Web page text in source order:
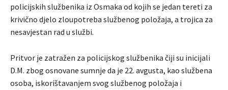
policijskih službenika iz Osmaka od kojih se jedan tereti za
krivično djelo zloupotreba službenog položaja, a trojica za
nesavjestan rad u službi.
Pritvor je zatražen za policijskog službenika čiji su inicijali
D.M. zbog osnovane sumnje da je 22. avgusta, kao službena
osoba, iskorištavanjem svog službenog položaja i